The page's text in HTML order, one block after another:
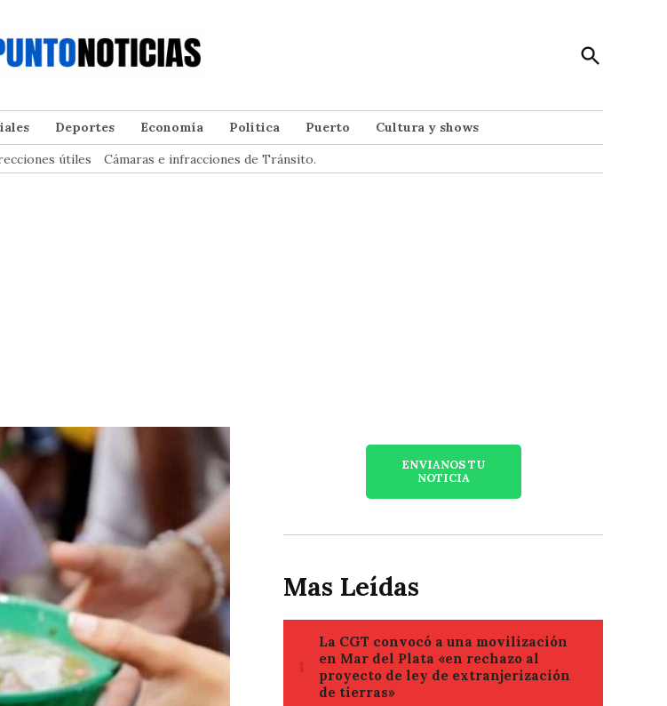
Open
Search
Deportes Economía Política Puerto
Cultura y shows
útiles Cámaras e infracciones de Tránsito.
ENVIANOS TU
NOTICIA
Mas Leídas